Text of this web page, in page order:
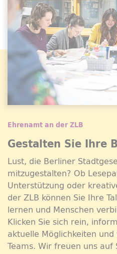
Ehrenamt an der ZLB
Gestalten Sie Ihre
Lust, die Berliner
mitzugestalten? Ob
Unterstützung oder
der ZLB können Sie Ihre
lernen und Menschen
Klicken Sie sich rein,
aktuelle Möglichkeiten
Teams. Wir freuen uns auf